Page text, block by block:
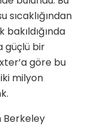
sıcaklığından
bakıldığında
güçlü bir
göre bu
iki milyon
Berkeley